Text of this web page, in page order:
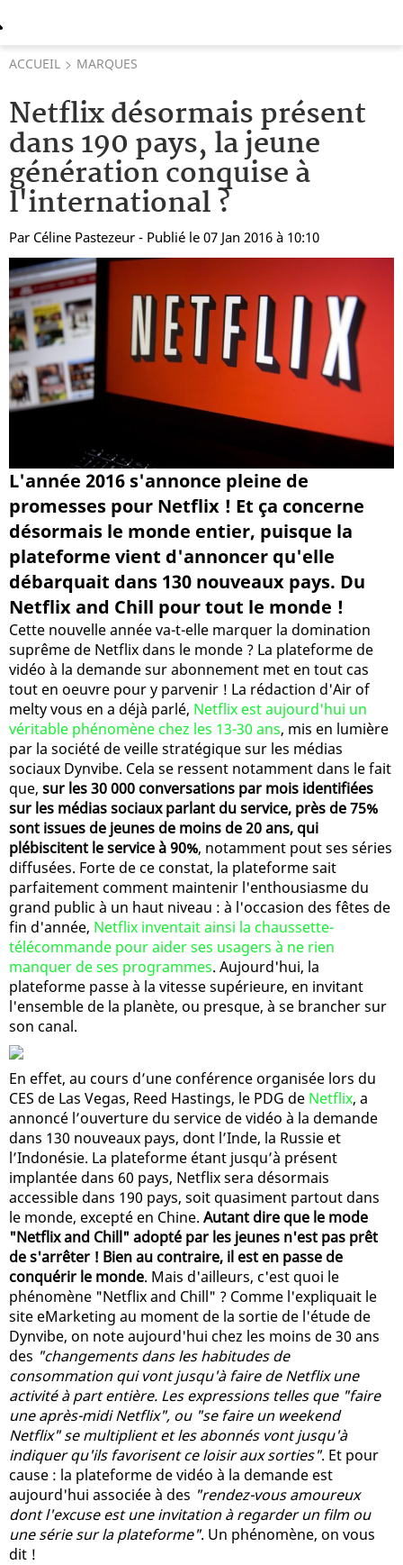
ACCUEIL MARQUES
Netflix désormais présent
dans 190 pays, la jeune
génération conquise à
l'international ?
Par Céline Pastezeur - Publié le 07 Jan 2016 à 10:10
L'année 2016 s'annonce pleine de
promesses pour Netflix ! Et ça concerne
désormais le monde entier, puisque la
plateforme vient d'annoncer qu'elle
débarquait dans 130 nouveaux pays. Du
Netflix and Chill pour tout le monde !
Cette nouvelle année va-t-elle marquer la domination
suprême de Netflix dans le monde ? La plateforme de
vidéo à la demande sur abonnement met en tout cas
tout en oeuvre pour y parvenir ! La rédaction d'Air of
melty vous en a déjà parlé, Netflix est aujourd'hui un
véritable phénomène chez les 13-30 ans, mis en lumière
par la société de veille stratégique sur les médias
sociaux Dynvibe. Cela se ressent notamment dans le fait
que, sur les 30 000 conversations par mois identifiées
sur les médias sociaux parlant du service, près de 75%
sont issues de jeunes de moins de 20 ans, qui
plébiscitent le service à 90%, notamment pout ses séries
diffusées. Forte de ce constat, la plateforme sait
parfaitement comment maintenir l'enthousiasme du
grand public à un haut niveau : à l'occasion des fêtes de
fin d'année, Netflix inventait ainsi la chaussette-
télécommande pour aider ses usagers à ne rien
manquer de ses programmes. Aujourd'hui, la
plateforme passe à la vitesse supérieure, en invitant
l'ensemble de la planète, ou presque, à se brancher sur
son canal.
En effet, au cours d’une conférence organisée lors du
CES de Las Vegas, Reed Hastings, le PDG de Netflix, a
annoncé l’ouverture du service de vidéo à la demande
dans 130 nouveaux pays, dont l’Inde, la Russie et
l’Indonésie. La plateforme étant jusqu’à présent
implantée dans 60 pays, Netflix sera désormais
accessible dans 190 pays, soit quasiment partout dans
le monde, excepté en Chine. Autant dire que le mode
"Netflix and Chill" adopté par les jeunes n'est pas prêt
de s'arrêter ! Bien au contraire, il est en passe de
conquérir le monde. Mais d'ailleurs, c'est quoi le
phénomène "Netflix and Chill" ? Comme l'expliquait le
site eMarketing au moment de la sortie de l'étude de
Dynvibe, on note aujourd'hui chez les moins de 30 ans
des "changements dans les habitudes de
consommation qui vont jusqu'à faire de Netflix une
activité à part entière. Les expressions telles que "faire
une après-midi Netflix", ou "se faire un weekend
Netflix" se multiplient et les abonnés vont jusqu'à
indiquer qu'ils favorisent ce loisir aux sorties". Et pour
cause : la plateforme de vidéo à la demande est
aujourd'hui associée à des "rendez-vous amoureux
dont l'excuse est une invitation à regarder un film ou
une série sur la plateforme". Un phénomène, on vous
dit !